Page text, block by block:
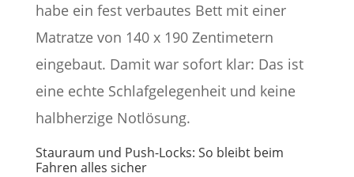
habe ein fest verbautes Bett mit einer
Matratze von 140 x 190 Zentimetern
eingebaut. Damit war sofort klar: Das ist
eine echte Schlafgelegenheit und keine
halbherzige Notlösung.
Stauraum und Push-Locks: So bleibt beim
Fahren alles sicher